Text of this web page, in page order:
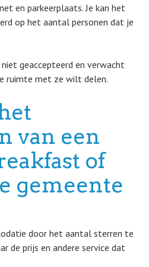
en parkeerplaats. Je kan het
op het aantal personen dat je
niet geaccepteerd en verwacht
ruimte met ze wilt delen.
van een
of
gemeente
door het aantal sterren te
de prijs en andere service dat